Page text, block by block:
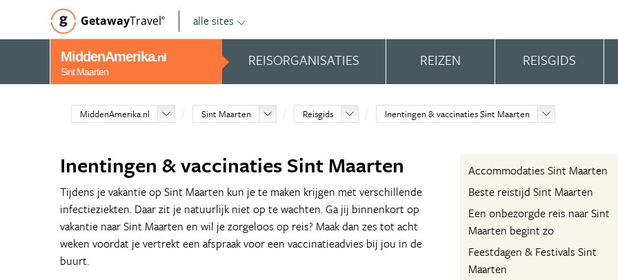
GetawayTravel© alle sites
MiddenAmerika.nl
Sint Maarten
REISORGANISATIES REIZEN REISGIDS
MiddenAmerika.nl Sint Maarten Reisgids Inentingen & vaccinaties Sint Maarten
Accommodaties Sint Maarten
Beste reistijd Sint Maarten
Een onbezorgde reis naar Sint
Maarten begint zo
Feestdagen & Festivals Sint
Maarten
Inentingen & vaccinaties Sint Maarten
Tijdens je vakantie op Sint Maarten kun je te maken krijgen met verschillende
infectieziekten. Daar zit je natuurlijk niet op te wachten. Ga jij binnenkort op
vakantie naar Sint Maarten en wil je zorgeloos op reis? Maak dan zes tot acht
weken voordat je vertrekt een afspraak voor een vaccinatieadvies bij jou in de
buurt.